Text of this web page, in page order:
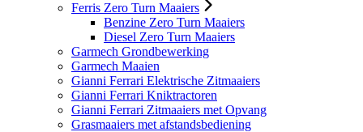
Ferris Zero Turn Maaiers
Benzine Zero Turn Maaiers
Diesel Zero Turn Maaiers
Garmech Grondbewerking
Garmech Maaien
Gianni Ferrari Elektrische Zitmaaiers
Gianni Ferrari Kniktractoren
Gianni Ferrari Zitmaaiers met Opvang
Grasmaaiers met afstandsbediening